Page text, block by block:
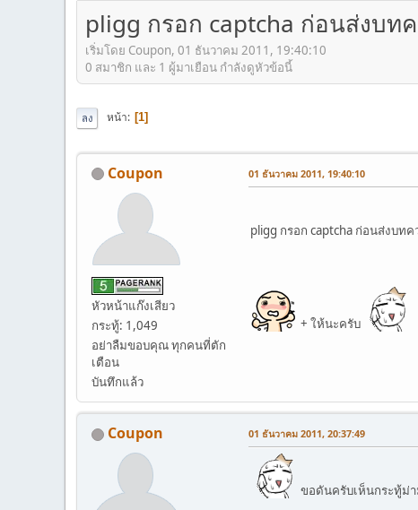
pligg กรอก captcha ก่อนส่งบท
เริ่มโดย Coupon, 01 ธันวาคม 2011, 19:40:10
0 สมาชิก และ 1 ผู้มาเยือน กำลังดูหัวข้อนี้
ลง หน้า 1
Coupon
หัวหน้าแก๊งเสียว
กระทู้: 1,049
อย่าลืมขอบคุณ ทุกคนที่ตัก
เตือน
บันทึกแล้ว
01 ธันวาคม 2011, 19:40:10
pligg กรอก captcha ก่อนส่งบท
+ ให้นะครับ
Coupon 01 ธันวาคม 2011, 20:37:49
ขอดันครับเห็นกระทู้ม่า